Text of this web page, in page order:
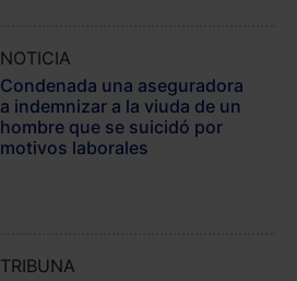
NOTICIA
Condenada una aseguradora
a indemnizar a la viuda de un
hombre que se suicidó por
motivos laborales
TRIBUNA